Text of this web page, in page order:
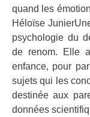
quand les
Héloïse
psychologie du
de renom. Elle
enfance, pour
sujets qui les
destinée aux
données